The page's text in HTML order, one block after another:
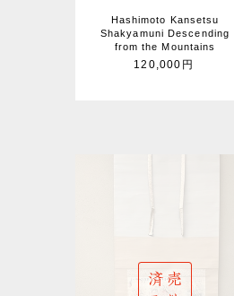
Hashimoto Kansetsu
Shakyamuni Descending
from the Mountains
120,000円